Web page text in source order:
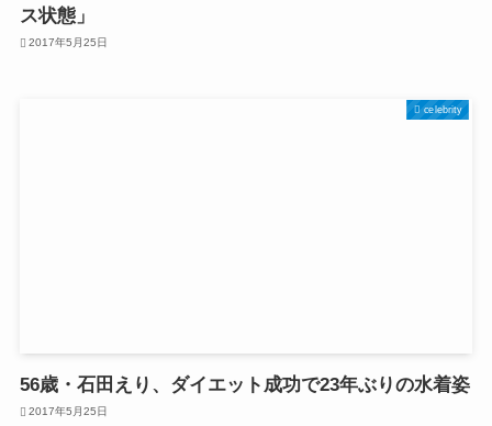
ス状態」
2017年5月25日
celebrity
56歳・石田えり、ダイエット成功で23年ぶりの水着姿
2017年5月25日